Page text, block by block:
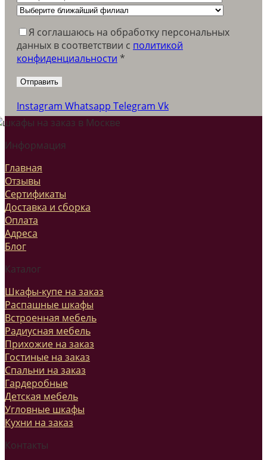
Я соглашаюсь на обработку персональных
данных в соответствии c политикой
конфиденциальности *
Instagram Whatsapp Telegram Vk
Информация
Главная
Отзывы
Сертификаты
Доставка и сборка
Оплата
Адреса
Блог
Каталог
Шкафы-купе на заказ
Распашные шкафы
Встроенная мебель
Радиусная мебель
Прихожие на заказ
Гостиные на заказ
Спальни на заказ
Гардеробные
Детская мебель
Угловные шкафы
Кухни на заказ
Контакты